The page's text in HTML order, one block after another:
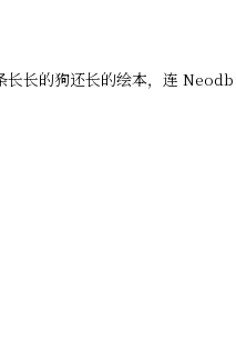
长的狗还长的绘本，连 Neodb